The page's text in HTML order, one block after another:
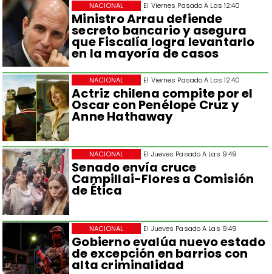
El Viernes Pasado A Las 12:40
Ministro Arrau defiende
secreto bancario y asegura
que Fiscalía logra levantarlo
en la mayoría de casos
NACIONAL
El Viernes Pasado A Las 12:40
Actriz chilena compite por el
Oscar con Penélope Cruz y
Anne Hathaway
NACIONAL
El Jueves Pasado A Las 9:49
Senado envía cruce
Campillai-Flores a Comisión
de Ética
NACIONAL
El Jueves Pasado A Las 9:49
Gobierno evalúa nuevo estado
de excepción en barrios con
alta criminalidad
NACIONAL